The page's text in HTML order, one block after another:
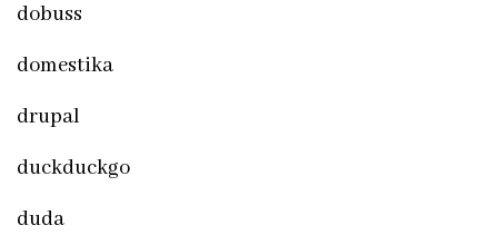
dobuss
domestika
drupal
duckduckgo
duda